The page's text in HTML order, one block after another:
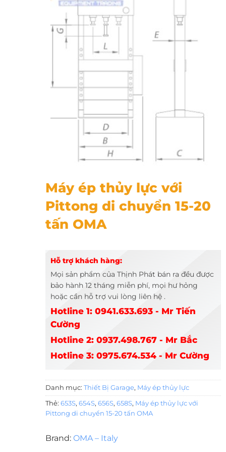
Máy ép thủy lực với
Pittong di chuyển 15-20
tấn OMA
Hỗ trợ khách hàng:
Mọi sản phẩm của Thịnh Phát bán ra đều được
bảo hành 12 tháng miễn phí, mọi hư hỏng
hoặc cần hỗ trợ vui lòng liên hệ .
Hotline 1: 0941.633.693 - Mr Tiến
Cường
Hotline 2: 0937.498.767 - Mr Bắc
Hotline 3: 0975.674.534 - Mr Cường
Danh mục: Thiết Bị Garage, Máy ép thủy lực
Thẻ: 653S, 654S, 656S, 658S, Máy ép thủy lực với
Pittong di chuyển 15-20 tấn OMA
Brand: OMA – Italy